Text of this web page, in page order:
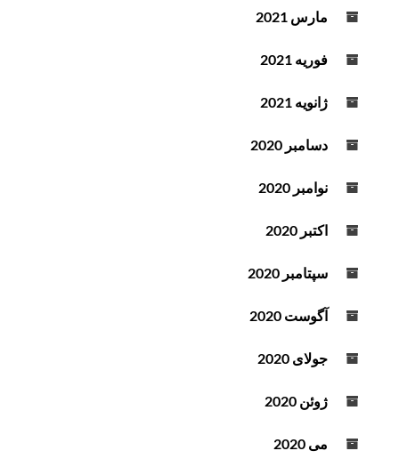
مارس 2021
فوریه 2021
ژانویه 2021
دسامبر 2020
نوامبر 2020
اکتبر 2020
سپتامبر 2020
آگوست 2020
جولای 2020
ژوئن 2020
می 2020